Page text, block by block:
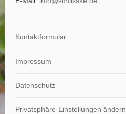
Kontaktformular
Impressum
Datenschutz
Privatsphäre-Einstellungen ändern